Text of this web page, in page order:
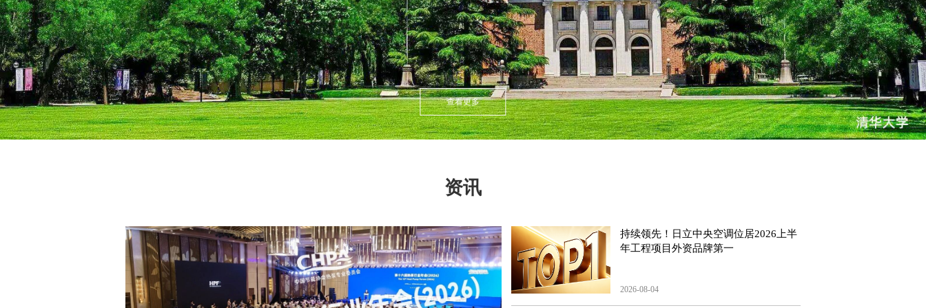
查看更多
资讯
持续领先！日立中央空调位居2026上半
年工程项目外资品牌第一
2026-08-04